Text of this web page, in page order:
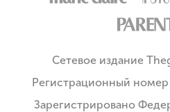
Сетевое издание
Регистрационный
Зарегистрировано